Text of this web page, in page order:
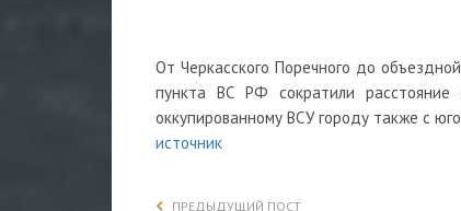
От Черкасского Поречного до
пункта ВС РФ сократили
оккупированному ВСУ городу также с
источник
ПРЕДЫДУЩИЙ ПОСТ